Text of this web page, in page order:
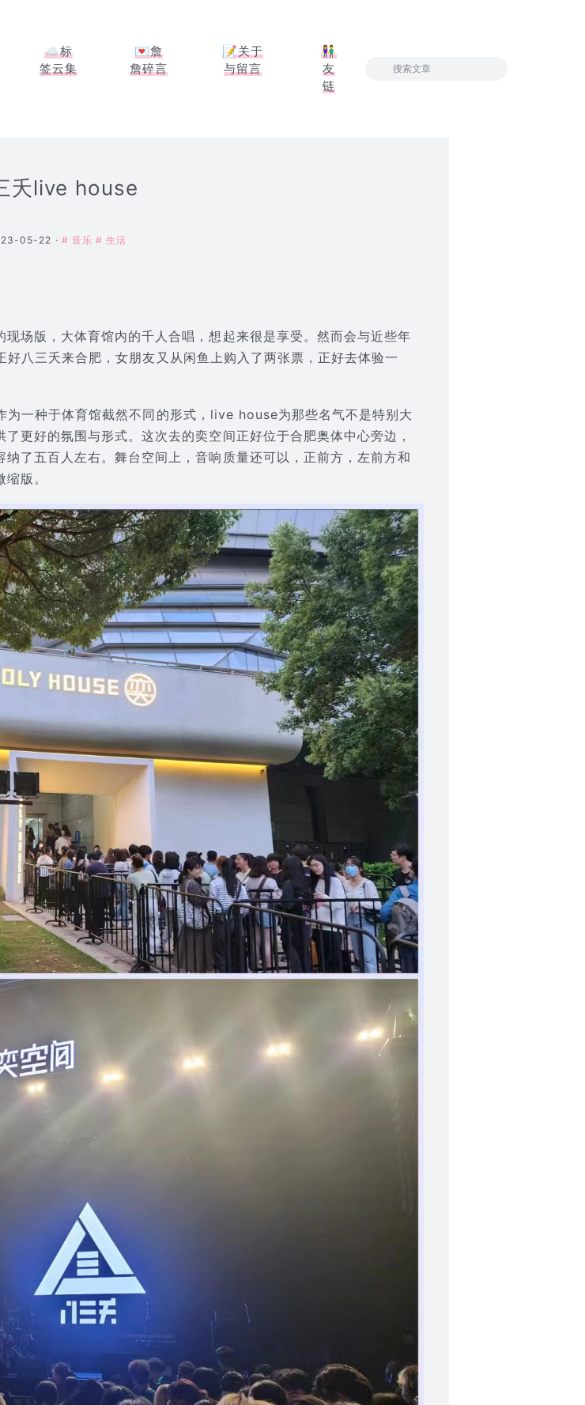
☁标
签云集
💌詹
詹碎言
📝关于
与留言
👫
友
链
夭live house
05-22 · # 音乐 # 生活
场版，大体育馆内的千人合唱，想起来很是享受。然而会与近些年
八三夭来合肥，女朋友又从闲鱼上购入了两张票，正好去体验一
一种于体育馆截然不同的形式，live house为那些名气不是特别大
更好的氛围与形式。这次去的奕空间正好位于合肥奥体中心旁边，
了五百人左右。舞台空间上，音响质量还可以，正前方，左前方和
版。